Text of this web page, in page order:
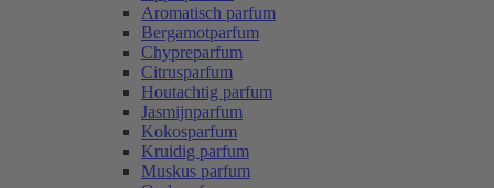
Aromatisch parfum
Bergamotparfum
Chypreparfum
Citrusparfum
Houtachtig parfum
Jasmijnparfum
Kokosparfum
Kruidig parfum
Muskus parfum